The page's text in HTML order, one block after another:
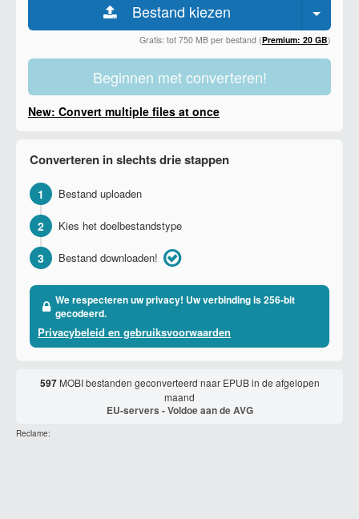
Bestand kiezen
Gratis: tot 750 MB per bestand (Premium: 20 GB)
Beginnen met converteren!
New: Convert multiple files at once
Converteren in slechts drie stappen
1 Bestand uploaden
2 Kies het doelbestandstype
3 Bestand downloaden!
We respecteren uw privacy! Uw verbinding is 256-bit
gecodeerd.
Privacybeleid en gebruiksvoorwaarden
597MOBI bestanden geconverteerd naar EPUB in de afgelopen
maand
EU-servers - Voldoe aan de AVG
Reclame: